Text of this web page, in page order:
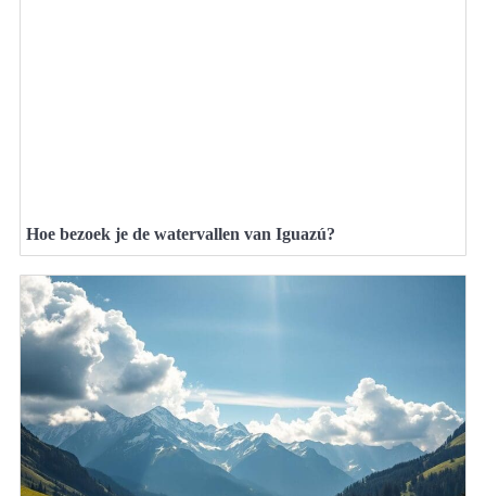
Hoe bezoek je de watervallen van Iguazú?